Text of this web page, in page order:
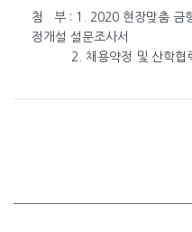
첨 부 : 1. 2020 현장맞춤 금
정개설 설문조사서
2. 채용약정 및 산학협력